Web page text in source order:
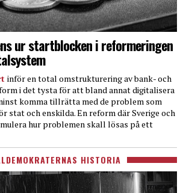
ur startblocken i reformeringen
inför en total omstrukturering av bank- och
i det tysta för att bland annat digitalisera
komma tillrätta med de problem som
stat och enskilda. En reform där Sverige och
hur problemen skall lösas på ett
HISTORIA